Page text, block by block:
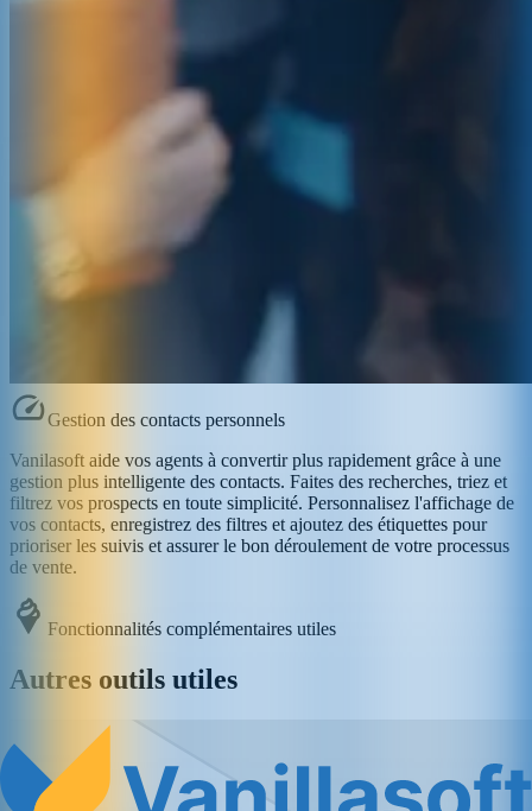
Gestion des contacts personnels
Vanilasoft aide vos agents à convertir plus rapidement grâce à une
gestion plus intelligente des contacts. Faites des recherches, triez et
filtrez vos prospects en toute simplicité. Personnalisez l'affichage de
vos contacts, enregistrez des filtres et ajoutez des étiquettes pour
prioriser les suivis et assurer le bon déroulement de votre processus
de vente.
Fonctionnalités complémentaires utiles
Autres outils utiles